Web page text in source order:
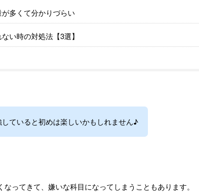
多くて分かりづらい
い時の対処法【3選】
ていると初めは楽しいかもしれません♪
ってきて、嫌いな科目になってしまうこともあります。